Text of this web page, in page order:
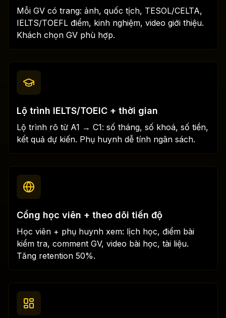
Mỗi GV có trang: ảnh, quốc tịch, TESOL/CELTA,
IELTS/TOEFL điểm, kinh nghiệm, video giới thiệu.
Khách chọn GV phù hợp.
Lộ trình IELTS/TOEIC + thời gian
Lộ trình rõ từ A1 → C1: số tháng, số khoá, số tiền,
kết quả dự kiến. Phụ huynh dễ tính ngân sách.
Cổng học viên + theo dõi tiến độ
Học viên + phụ huynh xem: lịch học, điểm bài
kiểm tra, comment GV, video bài học, tài liệu.
Tăng retention 50%.